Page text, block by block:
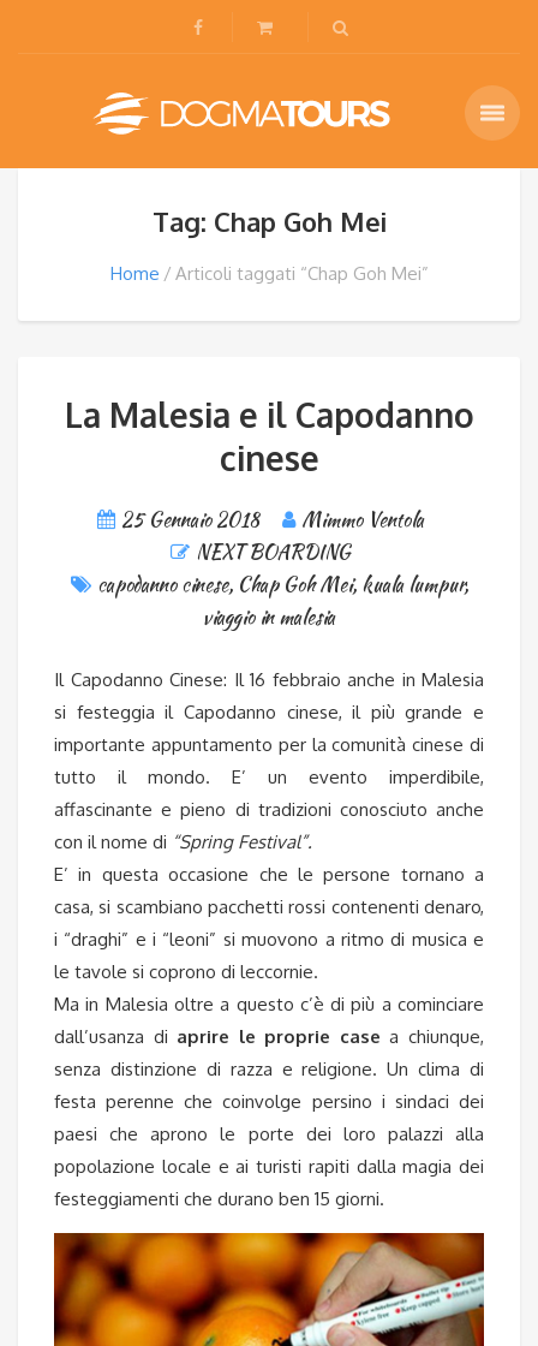
Tag: Chap Goh Mei
Home Articoli taggati “Chap Goh Mei”
La Malesia e il Capodanno
cinese
25 Gennaio 2018
Mimmo Ventola
NEXT BOARDING
capodanno cinese, Chap Goh Mei, kuala lumpur,
viaggio in malesia
Il Capodanno Cinese: Il 16 febbraio anche in Malesia
si festeggia il Capodanno cinese, il più grande e
importante appuntamento per la comunità cinese di
tutto il mondo. E’ un evento imperdibile,
affascinante e pieno di tradizioni conosciuto anche
con il nome di “Spring Festival”.
E’ in questa occasione che le persone tornano a
casa, si scambiano pacchetti rossi contenenti denaro,
i “draghi” e i “leoni” si muovono a ritmo di musica e
le tavole si coprono di leccornie.
Ma in Malesia oltre a questo c’è di più a cominciare
dall’usanza di aprire le proprie case a chiunque,
senza distinzione di razza e religione. Un clima di
festa perenne che coinvolge persino i sindaci dei
paesi che aprono le porte dei loro palazzi alla
popolazione locale e ai turisti rapiti dalla magia dei
festeggiamenti che durano ben 15 giorni.